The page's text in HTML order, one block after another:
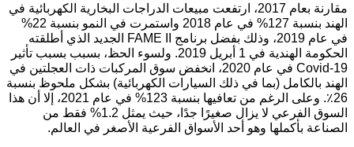
مقارنة بعام 2017، ارتفعت مبيعات الدراجات البخارية الكهربائية في
الهند بنسبة 127% في عام 2018 واستمرت في النمو بنسبة 22%
في عام 2019، وذلك بفضل برنامج FAME II الجديد الذي أطلقته
الحكومة الهندية في 1 أبريل 2019. ولسوء الحظ، بسبب بسبب تأثير
Covid-19 في عام 2020، انخفض سوق المركبات ذات العجلتين في
الهند بالكامل (بما في ذلك السيارات الكهربائية) بشكل ملحوظ بنسبة
26٪. وعلى الرغم من تعافيها بنسبة 123% في عام 2021، إلا أن هذا
السوق الفرعي لا يزال صغيرًا جدًا، حيث يمثل 1.2% فقط من
الصناعة بأكملها وهو أحد الأسواق الفرعية الأصغر في العالم.